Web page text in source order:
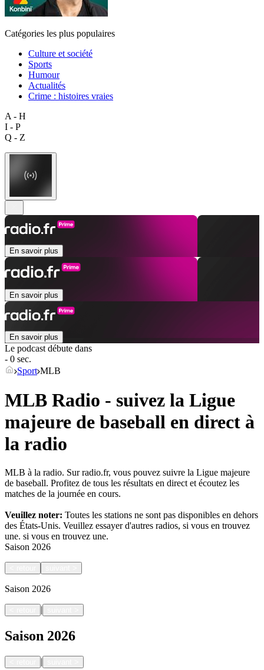
Catégories les plus populaires
Culture et société
Sports
Humour
Actualités
Crime : histoires vraies
A - H
I - P
Q - Z
En savoir plus
En savoir plus
En savoir plus
Le podcast débute dans
- 0 sec.
Sport MLB
MLB Radio - suivez la Ligue
majeure de baseball en direct à
la radio
MLB à la radio. Sur radio.fr, vous pouvez suivre la Ligue majeure
de baseball. Profitez de tous les résultats en direct et écoutez les
matches de la journée en cours.
Veuillez noter: Toutes les stations ne sont pas disponibles en dehors
des États-Unis. Veuillez essayer d'autres radios, si vous en trouvez
une. si vous en trouvez une.
Saison 2026
Saison 2026
|
Saison 2026
|